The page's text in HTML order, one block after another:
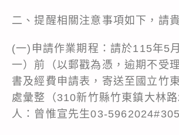
二、提醒相關注意事項如下，請
(一)申請作業期程：請於115年5
一）前（以郵戳為憑，逾期不受
書及經費申請表，寄送至國立竹
處彙整（310新竹縣竹東鎮大林
人：曾惟宣先生03-5962024#305